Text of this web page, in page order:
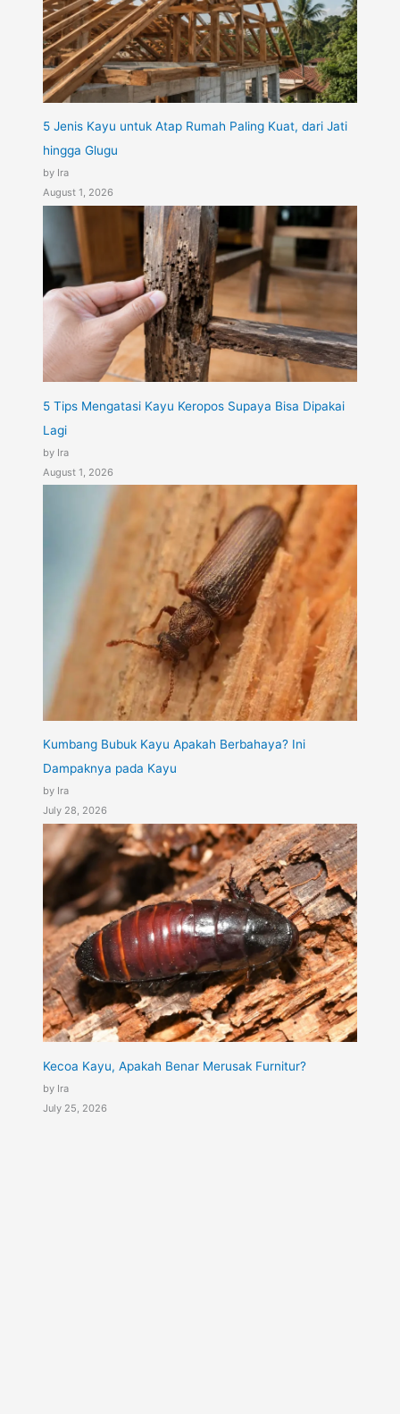
5 Jenis Kayu untuk Atap Rumah Paling Kuat, dari Jati
hingga Glugu
by Ira
August 1, 2026
5 Tips Mengatasi Kayu Keropos Supaya Bisa Dipakai
Lagi
by Ira
August 1, 2026
Kumbang Bubuk Kayu Apakah Berbahaya? Ini
Dampaknya pada Kayu
by Ira
July 28, 2026
Kecoa Kayu, Apakah Benar Merusak Furnitur?
by Ira
July 25, 2026